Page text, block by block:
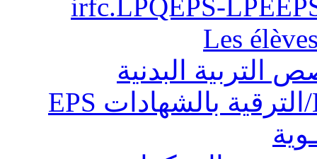
Les
التربية البدنية